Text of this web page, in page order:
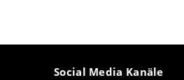
Social Media Kanäle